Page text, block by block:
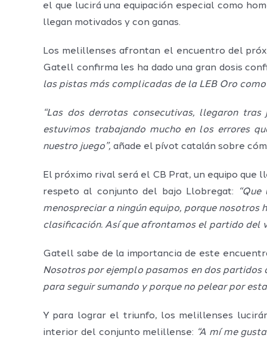
el que lucirá una equipación especial como
llegan motivados y con ganas.
Los melillenses afrontan el encuentro del
Gatell confirma les ha dado una gran dosis
las pistas más complicadas de la LEB Oro
“Las dos derrotas consecutivas, llegaron
estuvimos trabajando mucho en los errores
nuestro juego”, añade el pívot catalán sobre
El próximo rival será el CB Prat, un equipo que
respeto al conjunto del bajo Llobregat:
menospreciar a ningún equipo, porque
clasificación. Así que afrontamos el partido del
Gatell sabe de la importancia de este
Nosotros por ejemplo pasamos en dos
para seguir sumando y porque no pelear por
Y para lograr el triunfo, los melillenses
interior del conjunto melillense: “A mí me